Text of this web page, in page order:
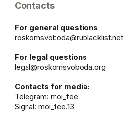
Contacts
For general questions
roskomsvoboda@rublacklist.net
For legal questions
legal@roskomsvoboda.org
Contacts for media:
Telegram: moi_fee
Signal: moi_fee.13